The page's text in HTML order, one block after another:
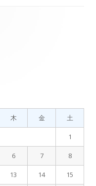
木 金 土
1
6 7 8
13 14 15